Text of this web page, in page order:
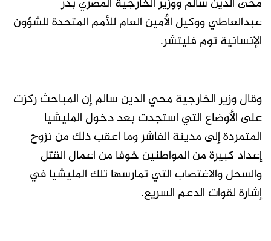
عبدالعاطي ووكيل الأمين العام للأمم المتحدة للشؤون
الإنسانية توم فليتشر.
وقال وزير الخارجية محي الدين سالم إن المباحث ركزت
على الأوضاع التي استجدت بعد دخول المليشيا
المتمردة إلى مدينة الفاشر وما اعقب ذلك من نزوح
إعداد كبيرة من المواطنين خوفا من اعمال القتل
والسحل والاغتصاب التي تمارسها تلك المليشيا في
إشارة لقوات الدعم السريع.